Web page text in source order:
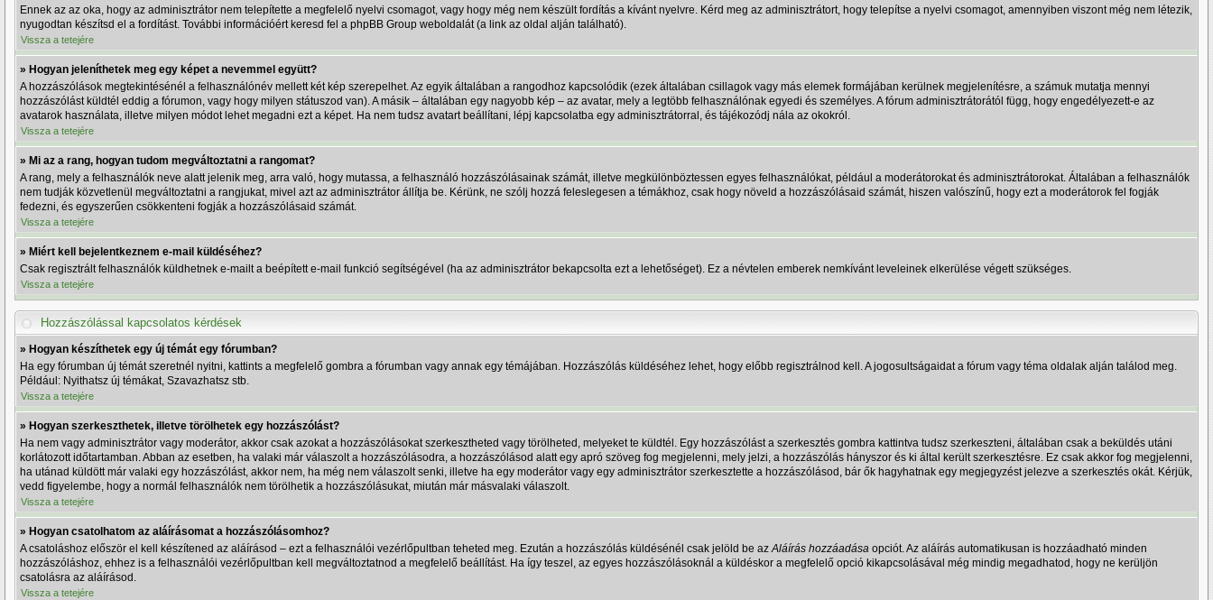
Ennek az az oka, hogy az adminisztrátor nem telepítette a megfelelő nyelvi csomagot, vagy hogy még nem készült fordítás a kívánt nyelvre. Kérd meg az adminisztrátort, hogy telepítse a nyelvi csomagot, amennyiben viszont még nem létezik,
nyugodtan készítsd el a fordítást. További információért keresd fel a phpBB Group weboldalát (a link az oldal alján található).
Vissza a tetejére
» Hogyan jeleníthetek meg egy képet a nevemmel együtt?
A hozzászólások megtekintésénél a felhasználónév mellett két kép szerepelhet. Az egyik általában a rangodhoz kapcsolódik (ezek általában csillagok vagy más elemek formájában kerülnek megjelenítésre, a számuk mutatja mennyi
hozzászólást küldtél eddig a fórumon, vagy hogy milyen státuszod van). A másik – általában egy nagyobb kép – az avatar, mely a legtöbb felhasználónak egyedi és személyes. A fórum adminisztrátorától függ, hogy engedélyezett-e az
avatarok használata, illetve milyen módot lehet megadni ezt a képet. Ha nem tudsz avatart beállítani, lépj kapcsolatba egy adminisztrátorral, és tájékozódj nála az okokról.
Vissza a tetejére
» Mi az a rang, hogyan tudom megváltoztatni a rangomat?
A rang, mely a felhasználók neve alatt jelenik meg, arra való, hogy mutassa, a felhasználó hozzászólásainak számát, illetve megkülönböztessen egyes felhasználókat, például a moderátorokat és adminisztrátorokat. Általában a felhasználók
nem tudják közvetlenül megváltoztatni a rangjukat, mivel azt az adminisztrátor állítja be. Kérünk, ne szólj hozzá feleslegesen a témákhoz, csak hogy növeld a hozzászólásaid számát, hiszen valószínű, hogy ezt a moderátorok fel fogják
fedezni, és egyszerűen csökkenteni fogják a hozzászólásaid számát.
Vissza a tetejére
» Miért kell bejelentkeznem e-mail küldéséhez?
Csak regisztrált felhasználók küldhetnek e-mailt a beépített e-mail funkció segítségével (ha az adminisztrátor bekapcsolta ezt a lehetőséget). Ez a névtelen emberek nemkívánt leveleinek elkerülése végett szükséges.
Vissza a tetejére
Hozzászólással kapcsolatos kérdések
» Hogyan készíthetek egy új témát egy fórumban?
Ha egy fórumban új témát szeretnél nyitni, kattints a megfelelő gombra a fórumban vagy annak egy témájában. Hozzászólás küldéséhez lehet, hogy előbb regisztrálnod kell. A jogosultságaidat a fórum vagy téma oldalak alján találod meg.
Például: Nyithatsz új témákat, Szavazhatsz stb.
Vissza a tetejére
» Hogyan szerkeszthetek, illetve törölhetek egy hozzászólást?
Ha nem vagy adminisztrátor vagy moderátor, akkor csak azokat a hozzászólásokat szerkesztheted vagy törölheted, melyeket te küldtél. Egy hozzászólást a szerkesztés gombra kattintva tudsz szerkeszteni, általában csak a beküldés utáni
korlátozott időtartamban. Abban az esetben, ha valaki már válaszolt a hozzászólásodra, a hozzászólásod alatt egy apró szöveg fog megjelenni, mely jelzi, a hozzászólás hányszor és ki által került szerkesztésre. Ez csak akkor fog megjelenni,
ha utánad küldött már valaki egy hozzászólást, akkor nem, ha még nem válaszolt senki, illetve ha egy moderátor vagy egy adminisztrátor szerkesztette a hozzászólásod, bár ők hagyhatnak egy megjegyzést jelezve a szerkesztés okát. Kérjük,
vedd figyelembe, hogy a normál felhasználók nem törölhetik a hozzászólásukat, miután már másvalaki válaszolt.
Vissza a tetejére
» Hogyan csatolhatom az aláírásomat a hozzászólásomhoz?
A csatoláshoz először el kell készítened az aláírásod – ezt a felhasználói vezérlőpultban teheted meg. Ezután a hozzászólás küldésénél csak jelöld be azAláírás hozzáadása opciót. Az aláírás automatikusan is hozzáadható minden
hozzászóláshoz, ehhez is a felhasználói vezérlőpultban kell megváltoztatnod a megfelelő beállítást. Ha így teszel, az egyes hozzászólásoknál a küldéskor a megfelelő opció kikapcsolásával még mindig megadhatod, hogy ne kerüljön
csatolásra az aláírásod.
Vissza a tetejére